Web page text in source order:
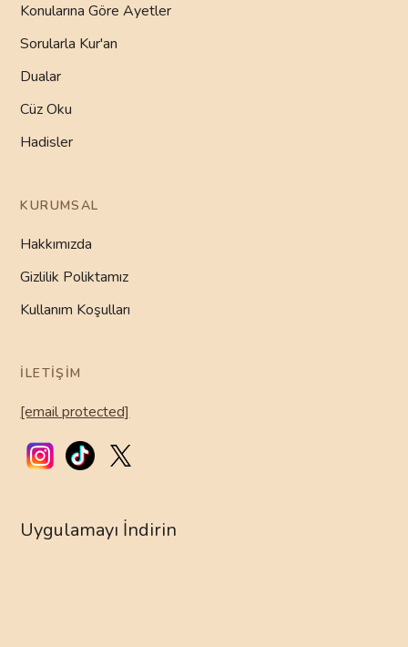
Konularına Göre Ayetler
Sorularla Kur'an
Dualar
Cüz Oku
Hadisler
KURUMSAL
Hakkımızda
Gizlilik Poliktamız
Kullanım Koşulları
İLETIŞIM
[email protected]
Uygulamayı İndirin